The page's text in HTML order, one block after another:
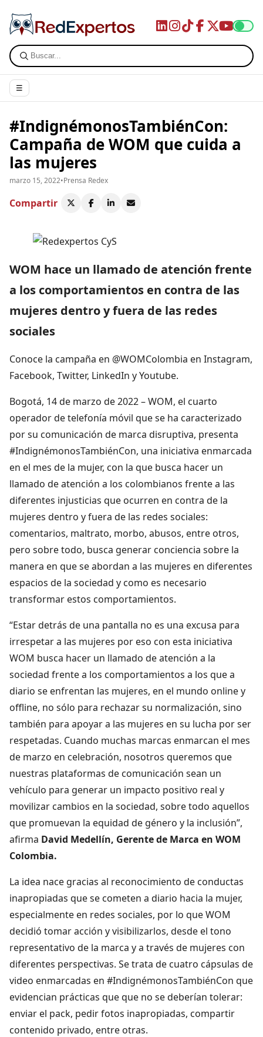
☰
#IndignémonosTambiénCon:
Campaña de WOM que cuida a
las mujeres
marzo 15, 2022•Prensa Redex
Compartir
WOM hace un llamado de atención frente
a los comportamientos en contra de las
mujeres dentro y fuera de las redes
sociales
Conoce la campaña en @WOMColombia en Instagram,
Facebook, Twitter, LinkedIn y Youtube.
Bogotá, 14 de marzo de 2022 – WOM, el cuarto
operador de telefonía móvil que se ha caracterizado
por su comunicación de marca disruptiva, presenta
#IndignémonosTambiénCon, una iniciativa enmarcada
en el mes de la mujer, con la que busca hacer un
llamado de atención a los colombianos frente a las
diferentes injusticias que ocurren en contra de la
mujeres dentro y fuera de las redes sociales:
comentarios, maltrato, morbo, abusos, entre otros,
pero sobre todo, busca generar conciencia sobre la
manera en que se abordan a las mujeres en diferentes
espacios de la sociedad y como es necesario
transformar estos comportamientos.
“Estar detrás de una pantalla no es una excusa para
irrespetar a las mujeres por eso con esta iniciativa
WOM busca hacer un llamado de atención a la
sociedad frente a los comportamientos a los que a
diario se enfrentan las mujeres, en el mundo online y
offline, no sólo para rechazar su normalización, sino
también para apoyar a las mujeres en su lucha por ser
respetadas. Cuando muchas marcas enmarcan el mes
de marzo en celebración, nosotros queremos que
nuestras plataformas de comunicación sean un
vehículo para generar un impacto positivo real y
movilizar cambios en la sociedad, sobre todo aquellos
que promuevan la equidad de género y la inclusión”,
afirma David Medellín, Gerente de Marca en WOM
Colombia.
La idea nace gracias al reconocimiento de conductas
inapropiadas que se cometen a diario hacia la mujer,
especialmente en redes sociales, por lo que WOM
decidió tomar acción y visibilizarlos, desde el tono
representativo de la marca y a través de mujeres con
diferentes perspectivas. Se trata de cuatro cápsulas de
video enmarcadas en #IndignémonosTambiénCon que
evidencian prácticas que que no se deberían tolerar:
enviar el pack, pedir fotos inapropiadas, compartir
contenido privado, entre otras.